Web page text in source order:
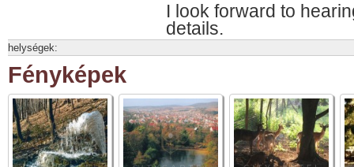
I look forward to
details.
helységek:
Fényképek